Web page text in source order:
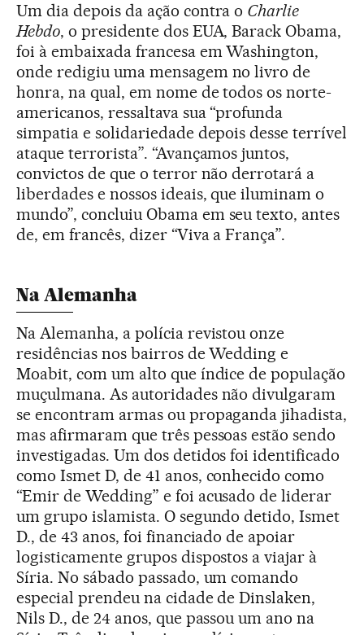
Um dia depois da ação contra o Charlie
Hebdo, o presidente dos EUA, Barack Obama,
foi à embaixada francesa em Washington,
onde redigiu uma mensagem no livro de
honra, na qual, em nome de todos os norte-
americanos, ressaltava sua “profunda
simpatia e solidariedade depois desse terrível
ataque terrorista”. “Avançamos juntos,
convictos de que o terror não derrotará a
liberdades e nossos ideais, que iluminam o
mundo”, concluiu Obama em seu texto, antes
de, em francês, dizer “Viva a França”.
Na Alemanha
Na Alemanha, a polícia revistou onze
residências nos bairros de Wedding e
Moabit, com um alto que índice de população
muçulmana. As autoridades não divulgaram
se encontram armas ou propaganda jihadista,
mas afirmaram que três pessoas estão sendo
investigadas. Um dos detidos foi identificado
como Ismet D, de 41 anos, conhecido como
“Emir de Wedding” e foi acusado de liderar
um grupo islamista. O segundo detido, Ismet
D., de 43 anos, foi financiado de apoiar
logisticamente grupos dispostos a viajar à
Síria. No sábado passado, um comando
especial prendeu na cidade de Dinslaken,
Nils D., de 24 anos, que passou um ano na